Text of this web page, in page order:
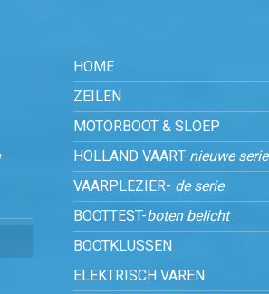
HOME
ZEILEN
MOTORBOOT & SLOEP
HOLLAND VAART-nieuwe serie
VAARPLEZIER- de serie
BOOTTEST-boten belicht
BOOTKLUSSEN
ELEKTRISCH VAREN